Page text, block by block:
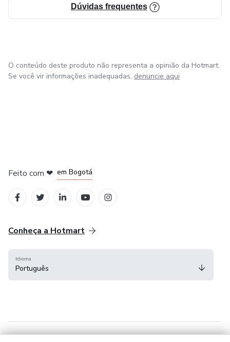
Dúvidas frequentes
O conteúdo deste produto não representa a opinião da Hotmart.
Se você vir informações inadequadas, denuncie aqui
Feito com ❤ em Bogotá
Conheça a Hotmart
Idioma
Português